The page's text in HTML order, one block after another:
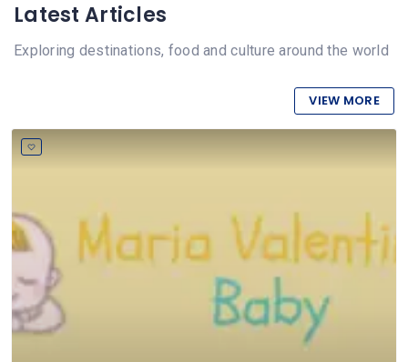
Latest Articles
Exploring destinations, food and culture around the world
VIEW MORE